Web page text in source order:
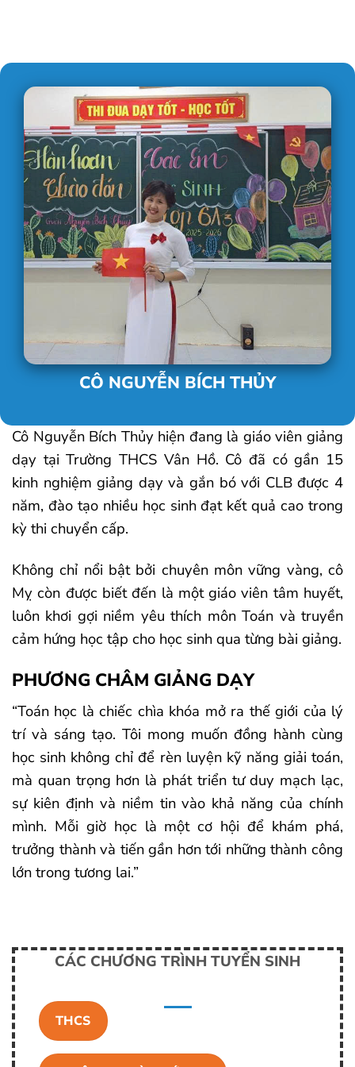
CÔ NGUYỄN BÍCH THỦY
Cô Nguyễn Bích Thủy hiện đang là giáo viên giảng
dạy tại Trường THCS Vân Hồ. Cô đã có gần 15
kinh nghiệm giảng dạy và gắn bó với CLB được 4
năm, đào tạo nhiều học sinh đạt kết quả cao trong
kỳ thi chuyển cấp.
Không chỉ nổi bật bởi chuyên môn vững vàng, cô
Mỵ còn được biết đến là một giáo viên tâm huyết,
luôn khơi gợi niềm yêu thích môn Toán và truyền
cảm hứng học tập cho học sinh qua từng bài giảng.
PHƯƠNG CHÂM GIẢNG DẠY
“Toán học là chiếc chìa khóa mở ra thế giới của lý
trí và sáng tạo. Tôi mong muốn đồng hành cùng
học sinh không chỉ để rèn luyện kỹ năng giải toán,
mà quan trọng hơn là phát triển tư duy mạch lạc,
sự kiên định và niềm tin vào khả năng của chính
mình. Mỗi giờ học là một cơ hội để khám phá,
trưởng thành và tiến gần hơn tới những thành công
lớn trong tương lai.”
CÁC CHƯƠNG TRÌNH TUYỂN SINH
THCS